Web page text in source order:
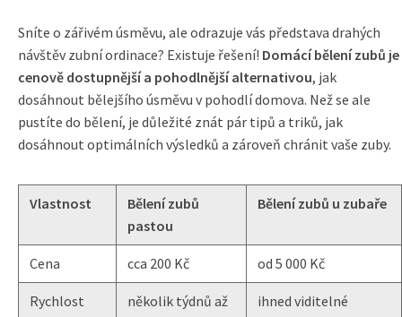
Sníte o zářivém úsměvu, ale odrazuje vás představa drahých
návštěv zubní ordinace? Existuje řešení! Domácí bělení zubů je
cenově dostupnější a pohodlnější alternativou, jak
dosáhnout bělejšího úsměvu v pohodlí domova. Než se ale
pustíte do bělení, je důležité znát pár tipů a triků, jak
dosáhnout optimálních výsledků a zároveň chránit vaše zuby.
Vlastnost
Bělení zubů
pastou
Bělení zubů u zubaře
Cena cca 200 Kč od 5 000 Kč
Rychlost
několik týdnů až
ihned viditelné